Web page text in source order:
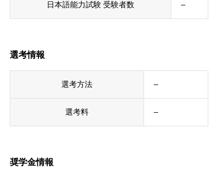
日本語能力試験 受験者数 –
選考情報
選考方法 –
選考料 –
奨学金情報